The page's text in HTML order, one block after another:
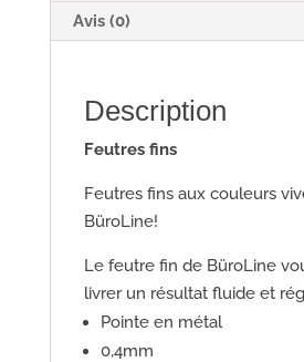
Avis (0)
Description
Feutres fins
Feutres fins aux couleurs
BüroLine!
Le feutre fin de BüroLine
livrer un résultat fluide et
Pointe en métal
0,4mm